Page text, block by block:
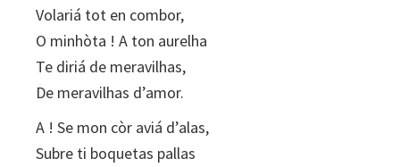
Volariá tot en combor,
O minhòta ! A ton aurelha
Te diriá de meravilhas,
De meravilhas d’amor.
A ! Se mon còr aviá d’alas,
Subre ti boquetas pallas